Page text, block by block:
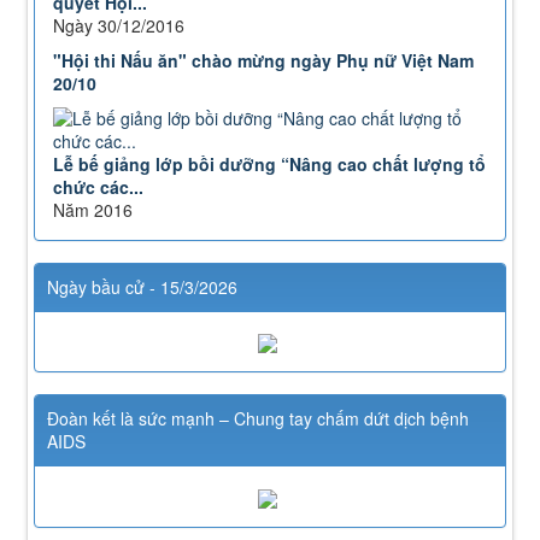
Ngày 30/12/2016
"Hội thi Nấu ăn" chào mừng ngày Phụ nữ Việt Nam
20/10
Lễ bế giảng lớp bồi dưỡng “Nâng cao chất lượng tổ
chức các...
Năm 2016
Ngày bầu cử - 15/3/2026
Đoàn kết là sức mạnh – Chung tay chấm dứt dịch bệnh
AIDS